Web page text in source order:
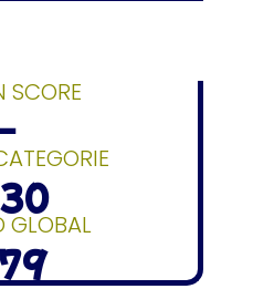
SCORE
GLOBAL